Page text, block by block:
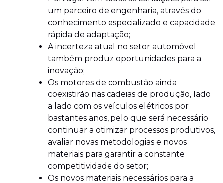
um parceiro de engenharia, através do
conhecimento especializado e capacidade
rápida de adaptação;
A incerteza atual no setor automóvel
também produz oportunidades para a
inovação;
Os motores de combustão ainda
coexistirão nas cadeias de produção, lado
a lado com os veículos elétricos por
bastantes anos, pelo que será necessário
continuar a otimizar processos produtivos,
avaliar novas metodologias e novos
materiais para garantir a constante
competitividade do setor;
Os novos materiais necessários para a